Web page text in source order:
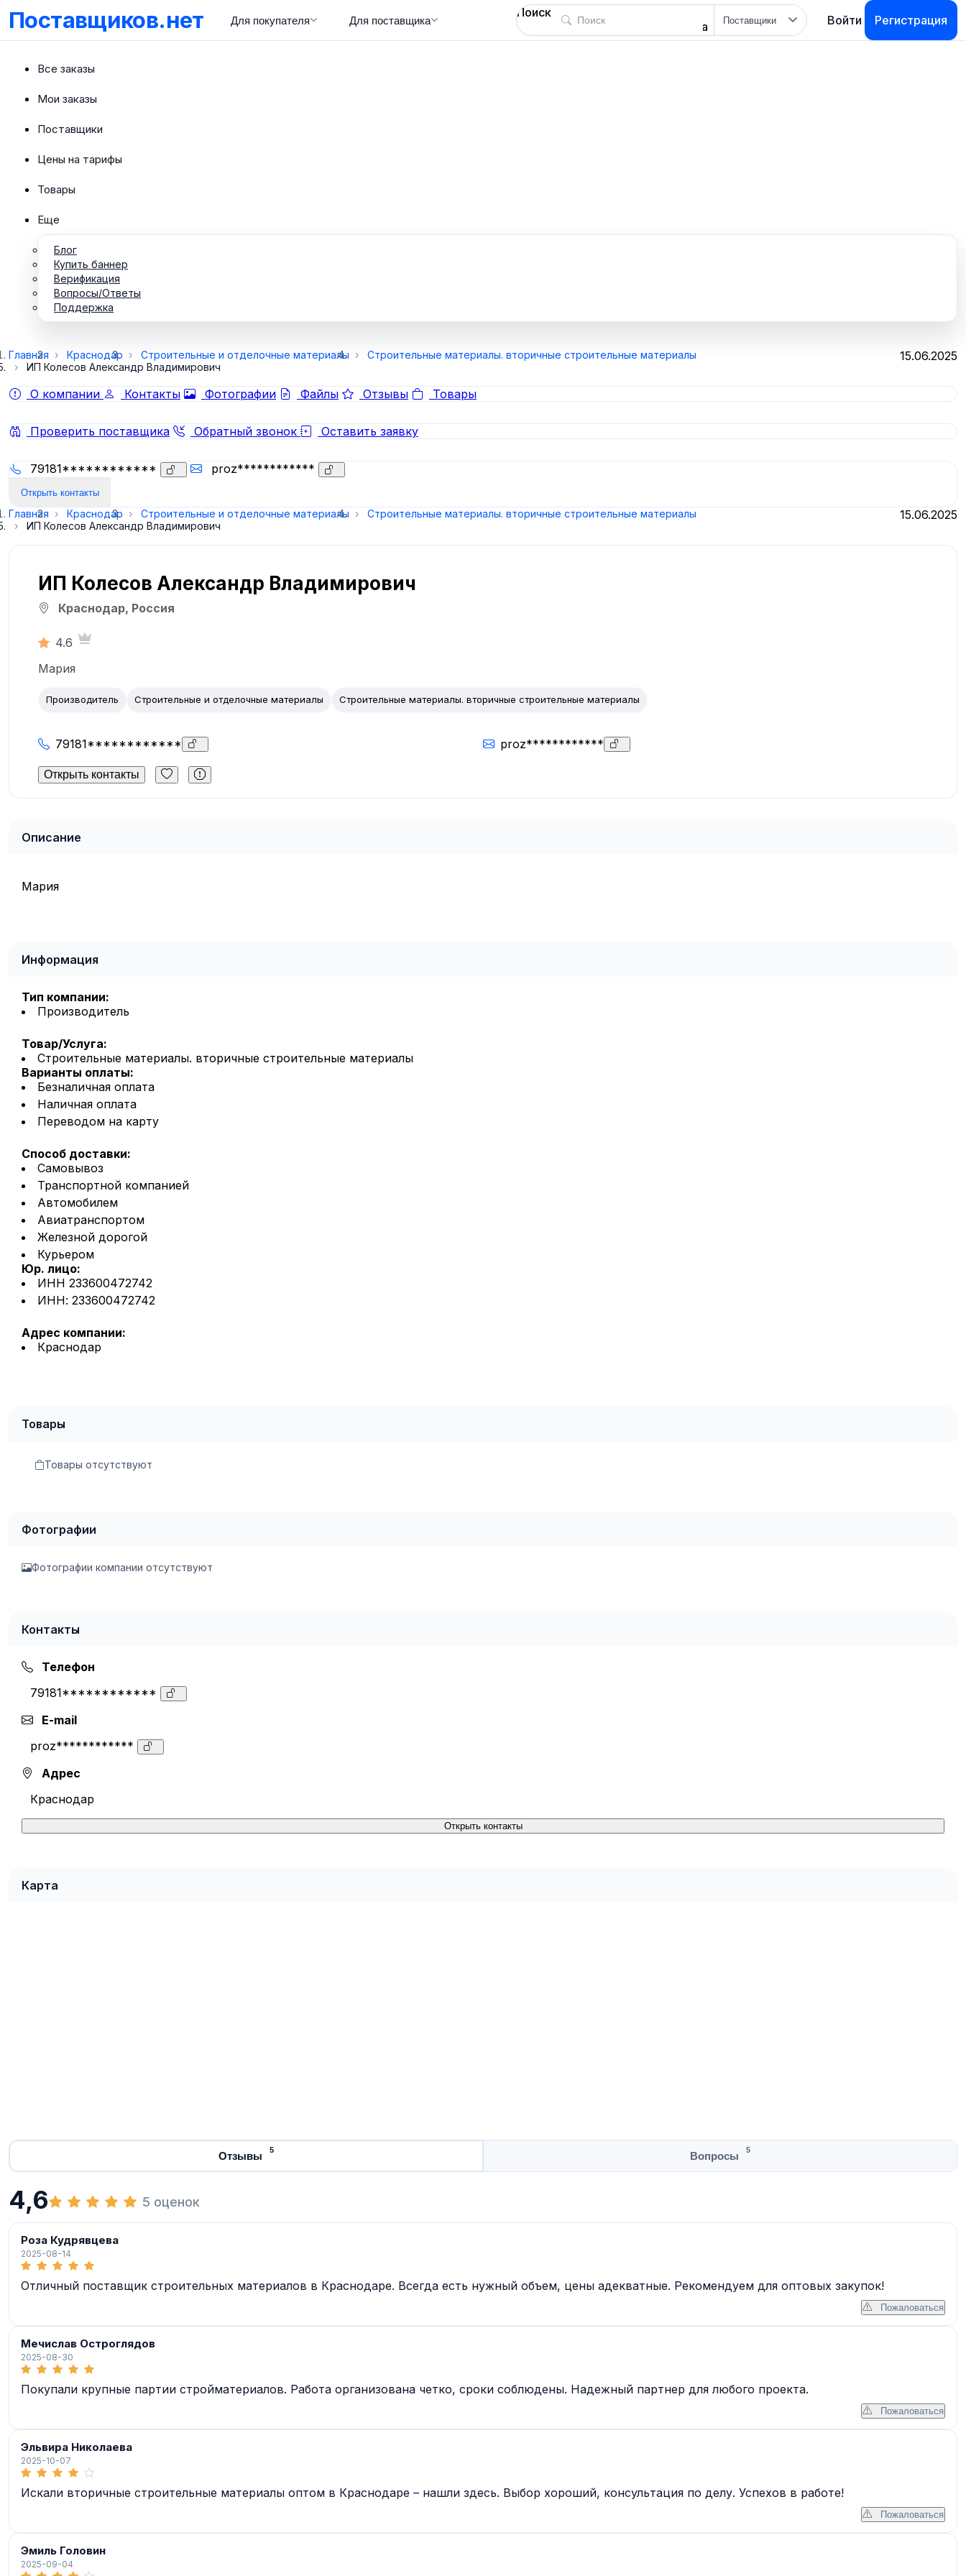
Поставщиков.нет Для покупателя Для поставщика
Поиск
поиска
Войти Регистрация
Все заказы
Мои заказы
Поставщики
Цены на тарифы
Товары
Еще
Блог
Купить баннер
Верификация
Вопросы/Ответы
Поддержка
Главная Краснодар Строительные и отделочные материалы
Строительные материалы. вторичные строительные материалы
ИП Колесов Александр Владимирович
15.06.2025
О компании Контакты Фотографии Файлы Отзывы Товары
Проверить поставщика Обратный звонок Оставить заявку
79181************ proz************
Открыть контакты
Главная Краснодар Строительные и отделочные материалы
Строительные материалы. вторичные строительные материалы
ИП Колесов Александр Владимирович
15.06.2025
ИП Колесов Александр Владимирович
Краснодар, Россия
4.6
Мария
Производитель Строительные и отделочные материалы Строительные материалы. вторичные строительные материалы
79181************ proz************
Открыть контакты
Описание
Мария
Информация
Тип компании:
Производитель
Товар/Услуга:
Строительные материалы. вторичные строительные материалы
Варианты оплаты:
Безналичная оплата
Наличная оплата
Переводом на карту
Способ доставки:
Самовывоз
Транспортной компанией
Автомобилем
Авиатранспортом
Железной дорогой
Курьером
Юр. лицо:
ИНН 233600472742
ИНН: 233600472742
Адрес компании:
Краснодар
Товары
Товары отсутствуют
Фотографии
Фотографии компании отсутствуют
Контакты
Телефон
79181************
E-mail
proz************
Адрес
Краснодар
Открыть контакты
Карта
Отзывы 5 Вопросы 5
4,6 5 оценок
Роза Кудрявцева
2025-08-14
Отличный поставщик строительных материалов в Краснодаре. Всегда есть нужный объем, цены адекватные. Рекомендуем для оптовых закупок!
Пожаловаться
Мечислав Остроглядов
2025-08-30
Покупали крупные партии стройматериалов. Работа организована четко, сроки соблюдены. Надежный партнер для любого проекта.
Пожаловаться
Эльвира Николаева
2025-10-07
Искали вторичные строительные материалы оптом в Краснодаре – нашли здесь. Выбор хороший, консультация по делу. Успехов в работе!
Пожаловаться
Эмиль Головин
2025-09-04